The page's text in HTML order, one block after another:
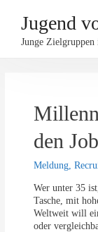
Jugend
Junge Zielgruppen
den Job
Meldung ,
Wer unter 35
Tasche, mit
Weltweit will
oder